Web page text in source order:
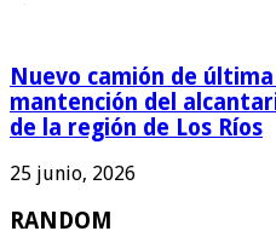
Nuevo camión de
mantención del
de la región de Los Ríos
25 junio, 2026
RANDOM